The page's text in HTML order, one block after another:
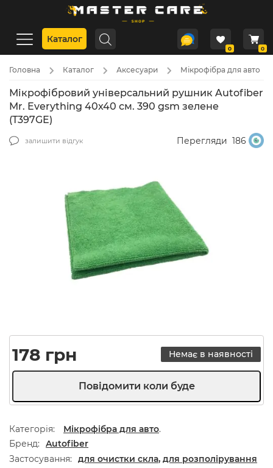
Каталог
0 0
Головна Каталог Аксесуари Мікрофібра для авто
Мікрофібровий універсальний рушник Autofiber
Mr. Everything 40х40 см. 390 gsm зелене
(T397GE)
залишити відгук Перегляди 186
178 грн Немає в наявності
Категорія: Мікрофібра для авто.
Бренд
Autofiber
Застосування
для очистки скла, для розполірування